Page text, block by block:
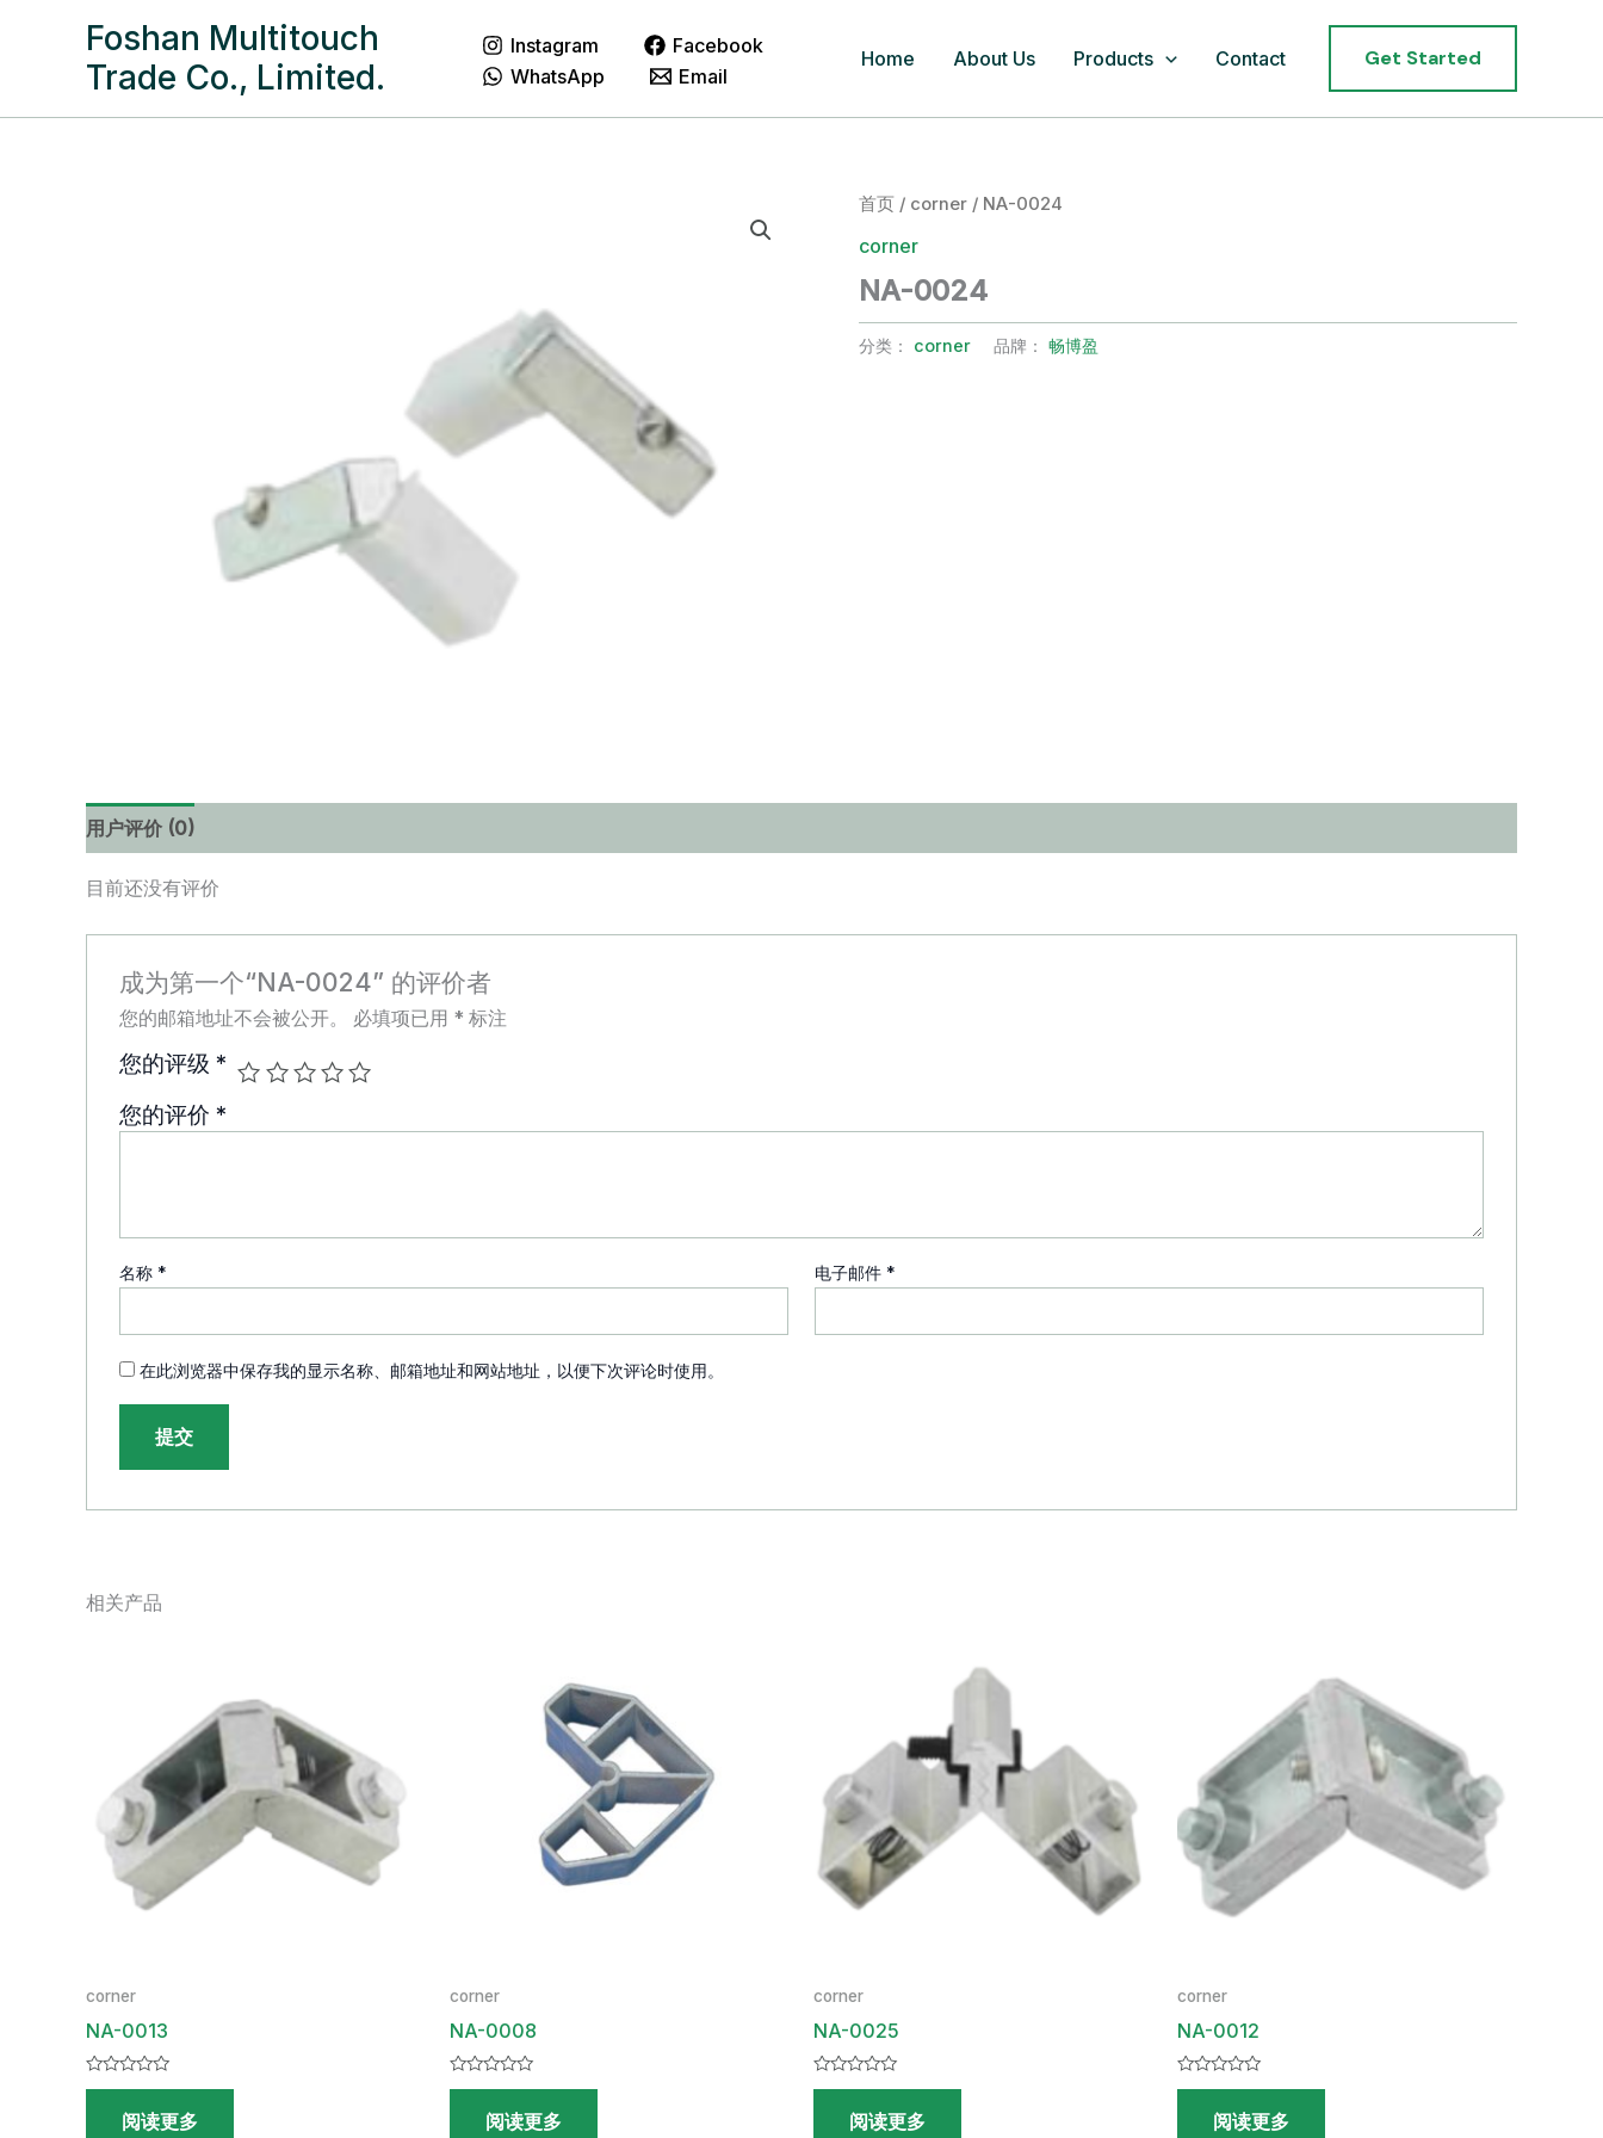
Foshan Multitouch
Trade Co., Limited.
Instagram
Facebook
WhatsApp
Email
Home About Us Products Contact Get Started
首页 / corner / NA-0024
corner
NA-0024
分类： corner 品牌： 畅博盈
用户评价 (0)
目前还没有评价
成为第一个“NA-0024” 的评价者
您的邮箱地址不会被公开。 必填项已用 * 标注
您的评级 *
您的评价 *
名称 * 电子邮件 *
在此浏览器中保存我的显示名称、邮箱地址和网站地址，以便下次评论时使用。
相关产品
corner
NA-0013
评
&sol;阅读更多
corner
NA-0008
评
&sol;阅读更多
corner
NA-0025
评
&sol;阅读更多
corner
NA-0012
评
&sol;阅读更多